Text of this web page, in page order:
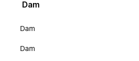
Dam
Dam
Dam